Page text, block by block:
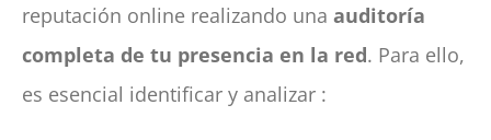
reputación online realizando unaauditoría
completa de tu presencia en la red. Para ello,
es esencial identificar y analizar :